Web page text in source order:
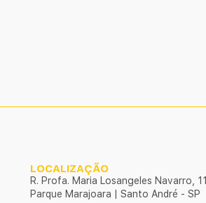
LOCALIZAÇÃO
R. Profa. Maria Losangeles Navarro, 11
Parque Marajoara | Santo André - SP